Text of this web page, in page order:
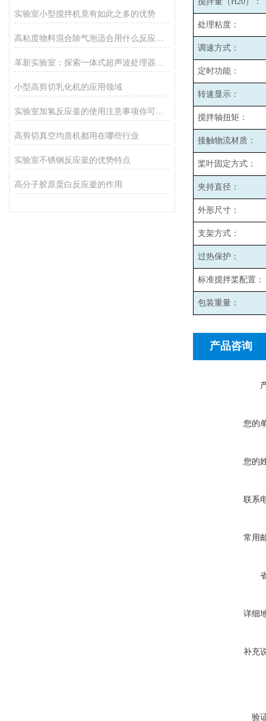
实验室小型搅拌机竟有如此之多的优势
小型高剪切乳化机的应用领域
高剪切真空均质机都用在哪些行业
实验室不锈钢反应釜的优势特点
高分子胶原蛋白反应釜的作用
处理粘度：
调速方式：
定时功能：
转速显示：
搅拌轴扭矩：
接触物流材质：
桨叶固定方式：
夹持直径：
外形尺寸：
支架方式：
过热保护：
标准搅拌桨配置：
包装重量：
产品咨询
您的
您的
联系
常用
详细
补充
验